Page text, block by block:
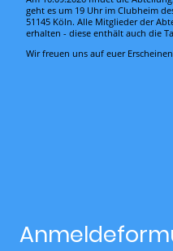
geht es um 19 Uhr im Clubheim
51145 Köln. Alle Mitglieder der
erhalten - diese enthält auch die
Wir freuen uns auf euer